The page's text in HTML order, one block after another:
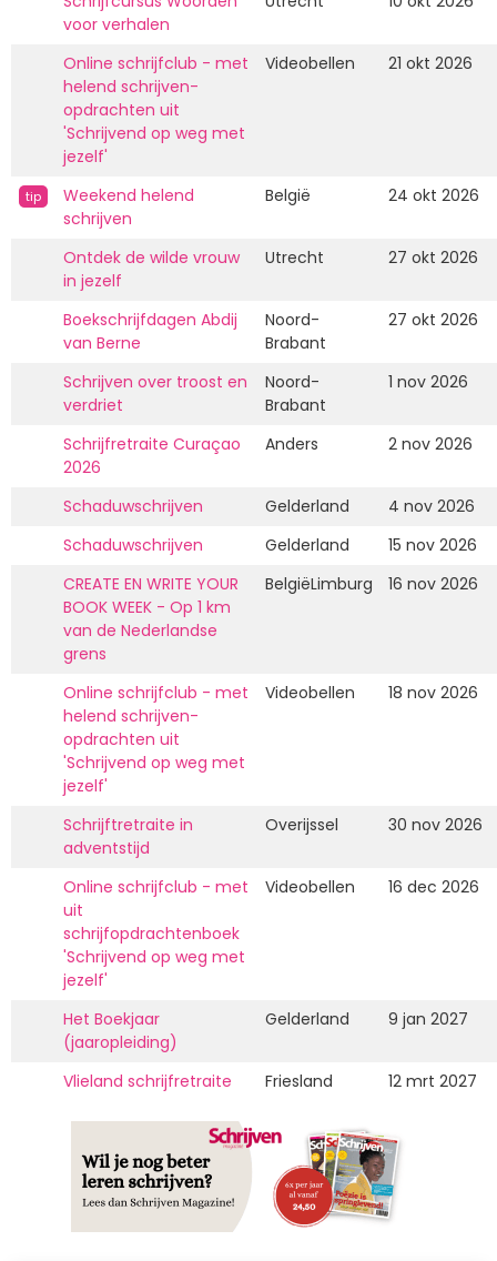
voor verhalen
Online schrijfclub - met
helend schrijven-
opdrachten uit
'Schrijvend op weg met
jezelf'
Videobellen 21 okt 2026
tip
Weekend helend
schrijven
België 24 okt 2026
Ontdek de wilde vrouw
in jezelf
Utrecht 27 okt 2026
Boekschrijfdagen Abdij
van Berne
Noord-
Brabant
27 okt 2026
Schrijven over troost en
verdriet
Noord-
Brabant
1 nov 2026
Schrijfretraite Curaçao
2026
Anders 2 nov 2026
Schaduwschrijven Gelderland
4 nov 2026
Schaduwschrijven
Gelderland
15 nov 2026
CREATE EN WRITE YOUR
BOOK WEEK - Op 1 km
van de Nederlandse
grens
BelgiëLimburg 16 nov 2026
Online schrijfclub - met
helend schrijven-
opdrachten uit
'Schrijvend op weg met
jezelf'
Videobellen 18 nov 2026
Schrijftretraite in
adventstijd
Overijssel 30 nov 2026
Online schrijfclub - met
uit
schrijfopdrachtenboek
'Schrijvend op weg met
jezelf'
Videobellen 16 dec 2026
Het Boekjaar
(jaaropleiding)
Gelderland 9 jan 2027
Vlieland schrijfretraite Friesland 12 mrt 2027